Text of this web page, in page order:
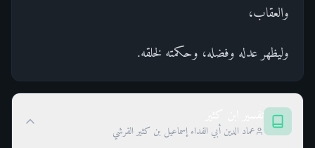
والعقاب،
وليظهر عدله وفضله، وحكمته لخلقه.
عماد الدين أبي الفداء إسماعيل بن كثير القرشي